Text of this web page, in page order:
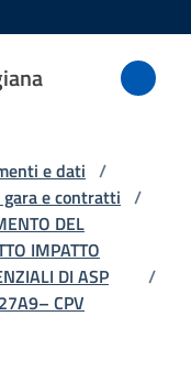
e dati /
e contratti /
DEL
IMPATTO
DI ASP
CPV
/